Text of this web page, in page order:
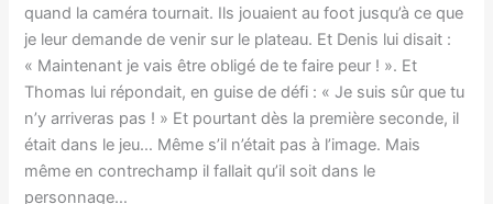
quand la caméra tournait. Ils jouaient au foot jusqu’à ce que
je leur demande de venir sur le plateau. Et Denis lui disait :
« Maintenant je vais être obligé de te faire peur ! ». Et
Thomas lui répondait, en guise de défi : « Je suis sûr que tu
n’y arriveras pas ! » Et pourtant dès la première seconde, il
était dans le jeu… Même s’il n’était pas à l’image. Mais
même en contrechamp il fallait qu’il soit dans le
personnage…